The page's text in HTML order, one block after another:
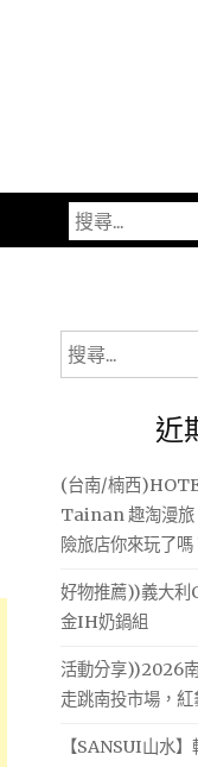
搜
尋
字:
搜
尋
近
(台南/楠西
Tainan 趣淘漫旅
險旅店你來玩了嗎
好物推薦))義大利
金IH奶鍋組
活動分享))2026
走跳南投市場，
【SANSUI山水